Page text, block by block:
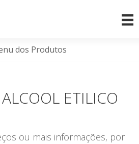
dos Produtos
ETILICO
ou mais informações, por